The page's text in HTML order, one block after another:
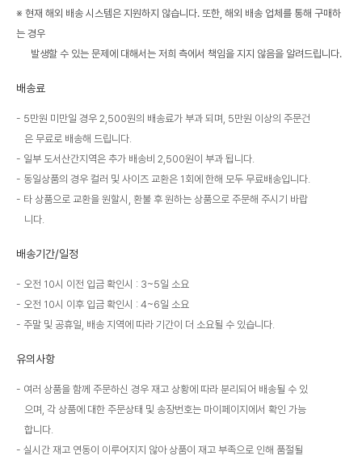
※ 현재 해외 배송 시스템은 지원하지 않습니다. 또한, 해외 배송 업체를 통해 구매하
는 경우
발생할 수 있는 문제에 대해서는 저희 측에서 책임을 지지 않음을 알려드립니다.
배송료
5만원 미만일 경우 2,500원의 배송료가 부과 되며, 5만원 이상의 주문건
은 무료로 배송해 드립니다.
일부 도서산간지역은 추가 배송비 2,500원이 부과 됩니다.
동일상품의 경우 컬러 및 사이즈 교환은 1회에 한해 모두 무료배송입니다.
타 상품으로 교환을 원할시, 환불 후 원하는 상품으로 주문해 주시기 바랍
니다.
배송기간/일정
오전 10시 이전 입금 확인시 : 3~5일 소요
오전 10시 이후 입금 확인시 : 4~6일 소요
주말 및 공휴일, 배송 지역에 따라 기간이 더 소요될 수 있습니다.
유의사항
여러 상품을 함께 주문하신 경우 재고 상황에 따라 분리되어 배송될 수 있
으며, 각 상품에 대한 주문상태 및 송장번호는 마이페이지에서 확인 가능
합니다.
실시간 재고 연동이 이루어지지 않아 상품이 재고 부족으로 인해 품절될